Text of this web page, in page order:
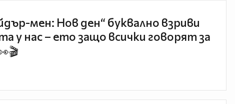
мен: Нов ден“ буквално взриви
у нас – ето защо всички говорят за